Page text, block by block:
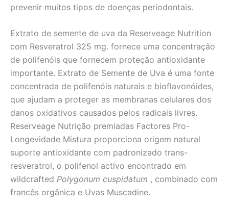
prevenir muitos tipos de doenças periodontais.
Extrato de semente de uva da Reserveage Nutrition
com Resveratrol 325 mg. fornece uma concentração
de polifenóis que fornecem proteção antioxidante
importante. Extrato de Semente de Uva é uma fonte
concentrada de polifenóis naturais e bioflavonóides,
que ajudam a proteger as membranas celulares dos
danos oxidativos causados pelos radicais livres.
Reserveage Nutrição premiadas Factores Pro-
Longevidade Mistura proporciona origem natural
suporte antioxidante com padronizado trans-
resveratrol, o polifenol activo encontrado em
wildcrafted Polygonum cuspidatum , combinado com
francês orgânica e Uvas Muscadine.